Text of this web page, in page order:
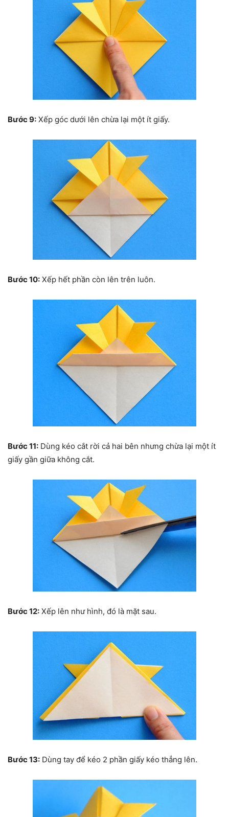
Bước 9: Xếp góc dưới lên chừa lại một ít giấy.
Bước 10: Xếp hết phần còn lên trên luôn.
Bước 11: Dùng kéo cắt rời cả hai bên nhưng chừa lại một ít
giấy gần giữa không cắt.
Bước 12: Xếp lên như hình, đó là mặt sau.
Bước 13: Dùng tay để kéo 2 phần giấy kéo thẳng lên.